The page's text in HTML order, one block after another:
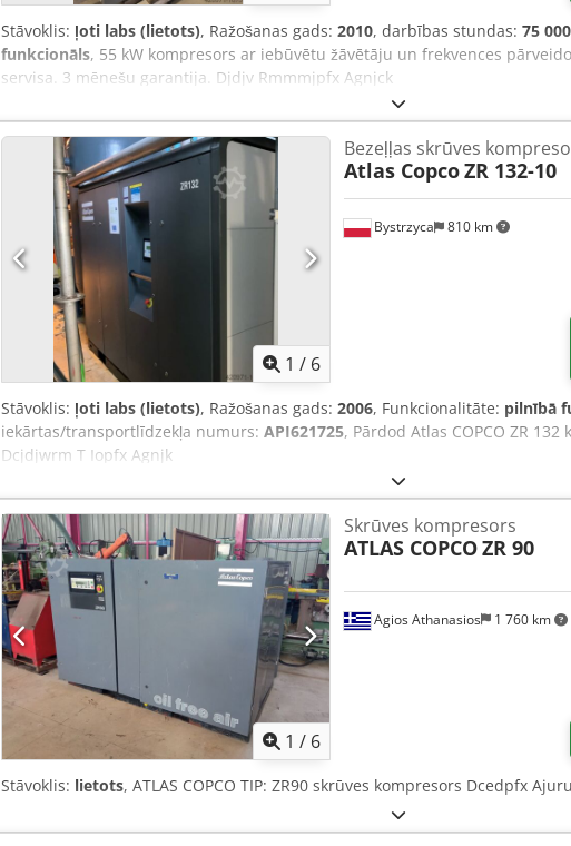
Stāvoklis: ļoti labs (lietots), Ražošanas gads: 2010, darbības stundas: 75
funkcionāls, 55 kW kompresors ar iebūvētu žāvētāju un frekvences
servisa. 3 mēnešu garantija. Djdjv Rmmmjpfx Agnjck
1 / 6
Bystrzyca 810 km
Bezeļļas skrūves
Atlas CopcoZR 132-10
Stāvoklis: ļoti labs (lietots), Ražošanas gads: 2006, Funkcionalitāte: pilnībā
iekārtas/transportlīdzekļa numurs: API621725, Pārdod Atlas COPCO ZR
Dcjdjwrm T Iopfx Agnjk
1 / 6
Agios Athanasios 1 760 km
Skrūves kompresors
ATLAS COPCOZR 90
Stāvoklis: lietots, ATLAS COPCO TIP: ZR90 skrūves kompresors Dcedpfx